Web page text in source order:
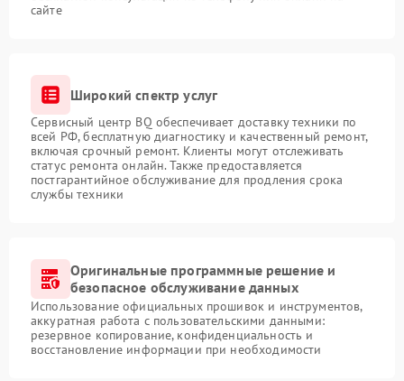
сайте
Широкий спектр услуг
Сервисный центр BQ обеспечивает доставку техники по
всей РФ, бесплатную диагностику и качественный ремонт,
включая срочный ремонт. Клиенты могут отслеживать
статус ремонта онлайн. Также предоставляется
постгарантийное обслуживание для продления срока
службы техники
Оригинальные программные решение и
безопасное обслуживание данных
Использование официальных прошивок и инструментов,
аккуратная работа с пользовательскими данными:
резервное копирование, конфиденциальность и
восстановление информации при необходимости